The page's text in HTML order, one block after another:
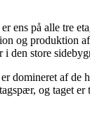
ens på alle tre
og produktion
i den store
domineret af de
og taget